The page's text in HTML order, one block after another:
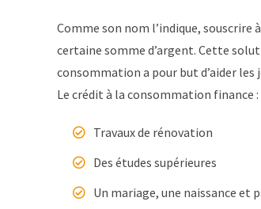
Comme son nom l’indique,
certaine somme d’argent. Cette
consommation a pour but d’aider
Le crédit à la consommation finance :
Travaux de rénovation
Des études supérieures
Un mariage, une naissance et